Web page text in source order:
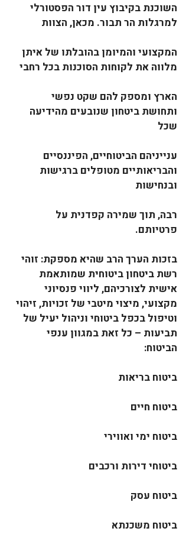
השוכנת בקיבוץ עין דור הפסטורלי
למרגלות הר תבור. מכאן, הצוות
המקצועי והמיומן בהובלתו של איתן
מלווה את לקוחות הסוכנות בכל רחבי
הארץ ומספק להם שקט נפשי
ותחושת ביטחון שנובעים מהידיעה
שכל
ענייניהם הביטוחיים, הפיננסיים
והבריאותיים מטופלים ברגישות
ובנחישות
רבה, תוך שמירה קפדנית על
פרטיותם.
בזכות הערך הרב שהיא מספקת: זוהי
רשת ביטחון ביטוחית שמותאמת
אישית לצורכיהם, ליווי פנסיוני
מקצועי, מיצוי מיטבי של זכויות, זיהוי
וטיפול בכפל ביטוחי וניהול יעיל של
תביעות – כל זאת במגוון ענפי
הביטוח:
ביטוח בריאות
ביטוח חיים
ביטוח ימי ואווירי
ביטוחי דירות ורכבים
ביטוח עסק
ביטוח משכנתא